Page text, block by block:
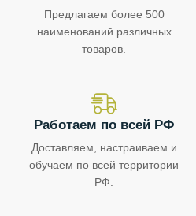
Предлагаем более 500
наименований различных
товаров.
Работаем по всей РФ
Доставляем, настраиваем и
обучаем по всей территории
РФ.